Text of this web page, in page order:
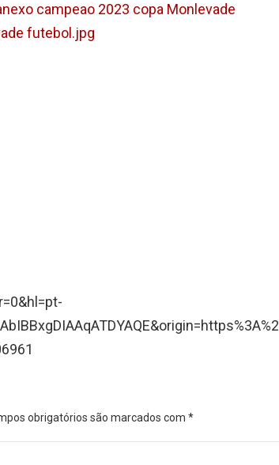
campeao 2023 copa Monlevade
futebol.jpg
obrigatórios são marcados com *